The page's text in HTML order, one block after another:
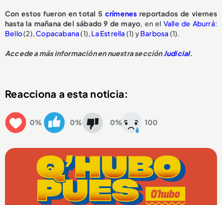
Con estos fueron en total 5 crímenes reportados de viernes
hasta la mañana del sábado 9 de mayo , en el Valle de Aburrá:
Bello(2),Copacabana(1), La Estrella (1) yBarbosa (1).
Accede a más información en nuestra sección Judicial.
Reacciona a esta noticia:
0% 0% 0% 100